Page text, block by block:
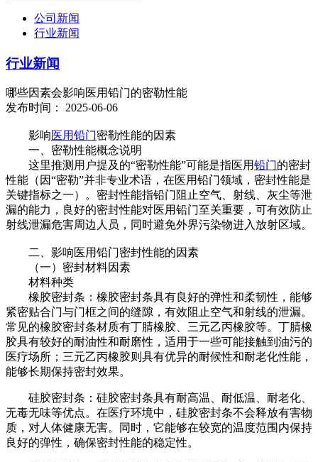
公司新闻
行业新闻
行业新闻
哪些因素会影响医用铅门的密勒性能
发布时间： 2025-06-06
影响医用铅门密勒性能的因素
一、密勒性能概念说明
这里推测用户提及的“密勒性能”可能是指医用铅门的密封
性能（因“密勒”并非专业术语，在医用铅门领域，密封性能是
关键指标之一）。密封性能指铅门阻止空气、射线、灰尘等泄
漏的能力，良好的密封性能对医用铅门至关重要，可有效防止
射线泄漏危害周边人员，同时避免外界污染物进入放射区域。
二、影响医用铅门密封性能的因素
（一）密封材料因素
材料种类
橡胶密封条：橡胶密封条具有良好的弹性和柔韧性，能够
紧密贴合门与门框之间的缝隙，有效阻止空气和射线的泄漏。
常见的橡胶密封条材质有丁腈橡胶、三元乙丙橡胶等。丁腈橡
胶具有较好的耐油性和耐磨性，适用于一些可能接触到油污的
医疗场所；三元乙丙橡胶则具有优异的耐候性和耐老化性能，
能够长期保持密封效果。
硅胶密封条：硅胶密封条具有耐高温、耐低温、耐老化、
无毒无味等优点。在医疗环境中，硅胶密封条不会释放有害物
质，对人体健康无害。同时，它能够在较宽的温度范围内保持
良好的弹性，确保密封性能的稳定性。